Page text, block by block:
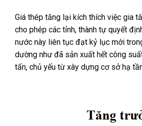
Giá thép tăng lại kích thích việc gia
cho phép các tỉnh, thành tự quyết
nước này liên tục đạt kỷ lục mới
dường như đã sản xuất hết công
tấn, chủ yếu từ xây dựng cơ sở hạ